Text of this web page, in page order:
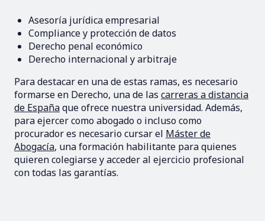
Asesoría jurídica empresarial
Compliance y protección de datos
Derecho penal económico
Derecho internacional y arbitraje
Para destacar en una de estas ramas, es necesario
formarse en Derecho, una de las carreras a distancia
de Españaque ofrece nuestra universidad. Además,
para ejercer como abogado o incluso como
procurador es necesario cursar el Máster de
Abogacía, una formación habilitante para quienes
quieren colegiarse y acceder al ejercicio profesional
con todas las garantías.